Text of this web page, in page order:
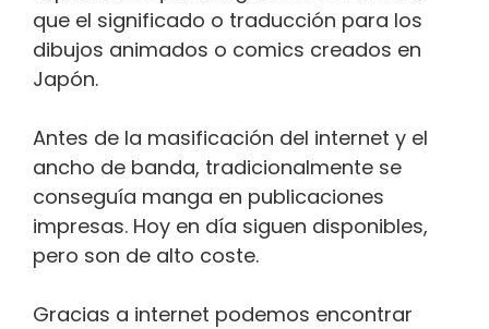
que el significado o traducción para los
dibujos animados o comics creados en
Japón.
Antes de la masificación del internet y el
ancho de banda, tradicionalmente se
conseguía manga en publicaciones
impresas. Hoy en día siguen disponibles,
pero son de alto coste.
Gracias a internet podemos encontrar